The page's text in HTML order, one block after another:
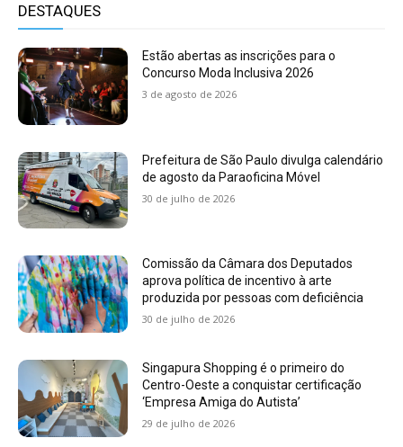
DESTAQUES
Estão abertas as inscrições para o
Concurso Moda Inclusiva 2026
3 de agosto de 2026
Prefeitura de São Paulo divulga calendário
de agosto da Paraoficina Móvel
30 de julho de 2026
Comissão da Câmara dos Deputados
aprova política de incentivo à arte
produzida por pessoas com deficiência
30 de julho de 2026
Singapura Shopping é o primeiro do
Centro-Oeste a conquistar certificação
‘Empresa Amiga do Autista’
29 de julho de 2026